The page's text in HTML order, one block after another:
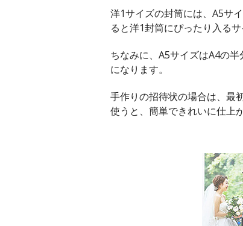
洋1サイズの封筒には、A5サ
ると洋1封筒にぴったり入るサ
ちなみに、A5サイズはA4の
になります。
手作りの招待状の場合は、最
使うと、簡単できれいに仕上